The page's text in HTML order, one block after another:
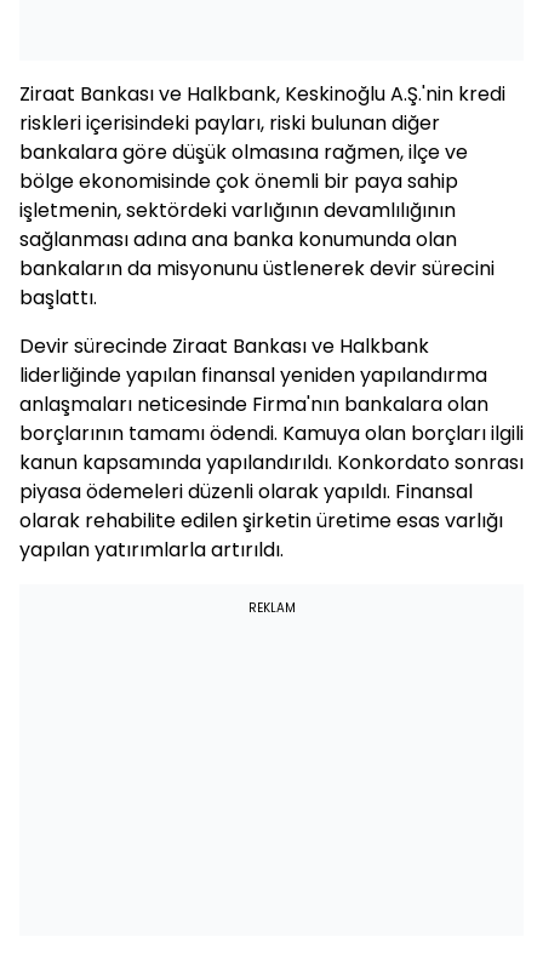
Ziraat Bankası ve Halkbank, Keskinoğlu A.Ş.'nin kredi
riskleri içerisindeki payları, riski bulunan diğer
bankalara göre düşük olmasına rağmen, ilçe ve
bölge ekonomisinde çok önemli bir paya sahip
işletmenin, sektördeki varlığının devamlılığının
sağlanması adına ana banka konumunda olan
bankaların da misyonunu üstlenerek devir sürecini
başlattı.
Devir sürecinde Ziraat Bankası ve Halkbank
liderliğinde yapılan finansal yeniden yapılandırma
anlaşmaları neticesinde Firma'nın bankalara olan
borçlarının tamamı ödendi. Kamuya olan borçları ilgili
kanun kapsamında yapılandırıldı. Konkordato sonrası
piyasa ödemeleri düzenli olarak yapıldı. Finansal
olarak rehabilite edilen şirketin üretime esas varlığı
yapılan yatırımlarla artırıldı.
REKLAM